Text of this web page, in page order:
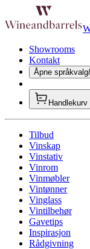
Showrooms
Kontakt
Åpne språkvalg
Handlekurv
Tilbud
Vinskap
Vinstativ
Vinrom
Vinmøbler
Vintønner
Vinglass
Vintilbehør
Gavetips
Inspirasjon
Rådgivning